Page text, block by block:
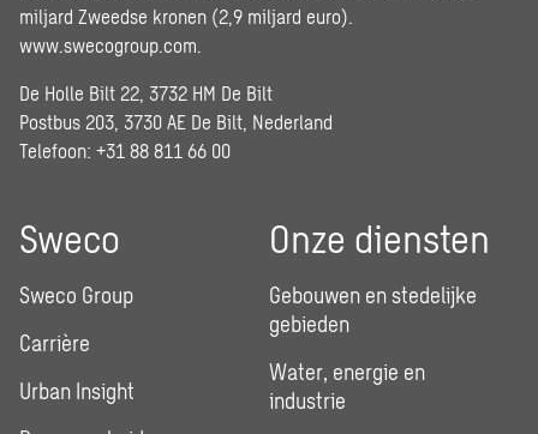
miljard Zweedse kronen (2,9 miljard euro).
www.swecogroup.com
De Holle Bilt 22, 3732 HM De Bilt
Postbus 203, 3730 AE De Bilt, Nederland
Telefoon: +31 88 811 66 00
Sweco
Sweco Group
Carrière
Urban Insight
Onze diensten
Gebouwen en stedelijke
gebieden
Water, energie en
industrie